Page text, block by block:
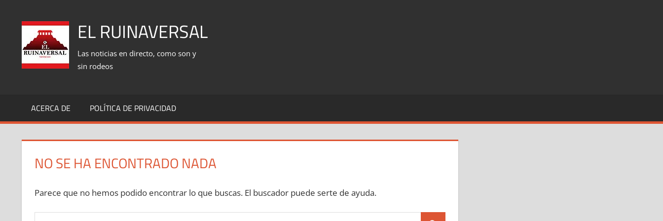
contenido
EL RUINAVERSAL
Las noticias en directo, como son y
sin rodeos
ACERCA DE POLÍTICA DE PRIVACIDAD
NO SE HA ENCONTRADO NADA
Parece que no hemos podido encontrar lo que buscas. El buscador puede serte de ayuda.